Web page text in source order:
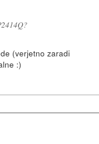
(verjetno zaradi
:)